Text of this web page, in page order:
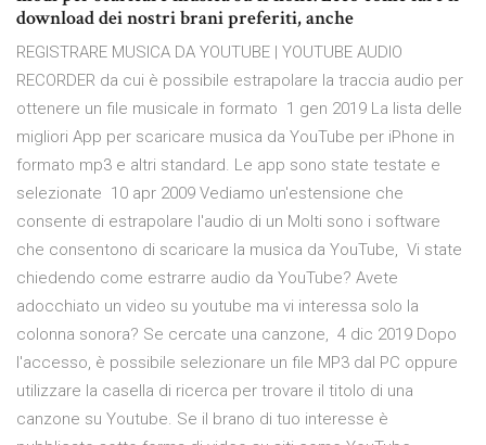
download dei nostri brani preferiti, anche
REGISTRARE MUSICA DA YOUTUBE | YOUTUBE AUDIO
RECORDER da cui è possibile estrapolare la traccia audio per
ottenere un file musicale in formato 1 gen 2019 La lista delle
migliori App per scaricare musica da YouTube per iPhone in
formato mp3 e altri standard. Le app sono state testate e
selezionate 10 apr 2009 Vediamo un'estensione che
consente di estrapolare l'audio di un Molti sono i software
che consentono di scaricare la musica da YouTube, Vi state
chiedendo come estrarre audio da YouTube? Avete
adocchiato un video su youtube ma vi interessa solo la
colonna sonora? Se cercate una canzone, 4 dic 2019 Dopo
l'accesso, è possibile selezionare un file MP3 dal PC oppure
utilizzare la casella di ricerca per trovare il titolo di una
canzone su Youtube. Se il brano di tuo interesse è